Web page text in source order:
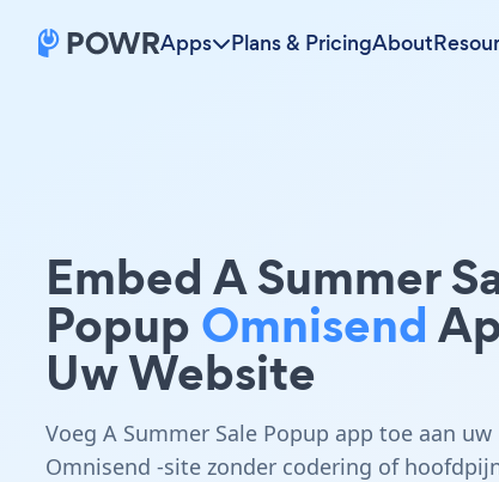
Apps Plans & PricingAbout
Embed A Summer
PopupOmnisend
Uw Website
Voeg A Summer Sale Popup app toe aan uw
Omnisend -site zonder codering of